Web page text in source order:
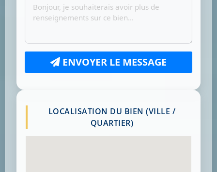
ENVOYER LE MESSAGE
LOCALISATION DU BIEN (VILLE /
QUARTIER)